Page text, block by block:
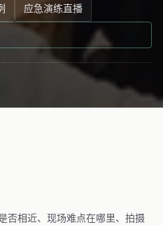
应急演练直播
否相近、现场难点在哪里、拍摄